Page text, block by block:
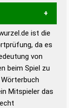
zu
um die
zu
ist die
da es
von
beim Spiel zu
Mitspieler das